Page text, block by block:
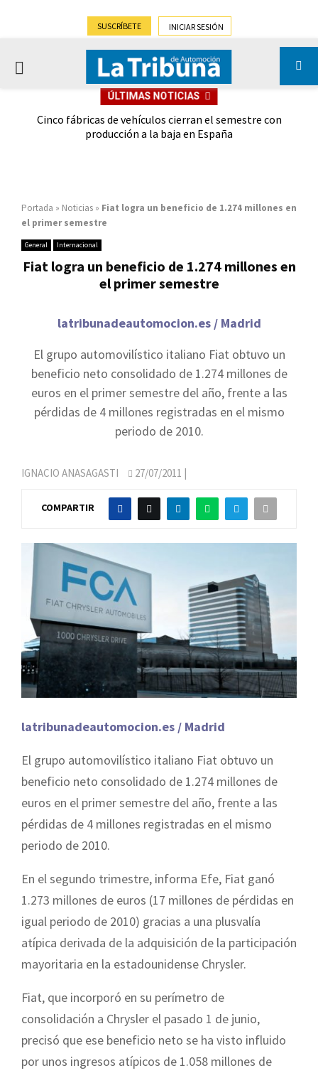
SUSCRÍBETE INICIAR SESIÓN
PRIMARY
ÚLTIMAS NOTICIAS
Cinco fábricas de vehículos cierran el semestre con
producción a la baja en España
Portada » Noticias » Fiat logra un beneficio de 1.274 millones en
el primer semestre
General Internacional
Fiat logra un beneficio de 1.274 millones en
el primer semestre
latribunadeautomocion.es / Madrid
El grupo automovilístico italiano Fiat obtuvo un
beneficio neto consolidado de 1.274 millones de
euros en el primer semestre del año, frente a las
pérdidas de 4 millones registradas en el mismo
periodo de 2010.
IGNACIO ANASAGASTI 27/07/2011 |
COMPARTIR
latribunadeautomocion.es / Madrid
El grupo automovilístico italiano Fiat obtuvo un
beneficio neto consolidado de 1.274 millones de
euros en el primer semestre del año, frente a las
pérdidas de 4 millones registradas en el mismo
periodo de 2010.
En el segundo trimestre, informa Efe, Fiat ganó
1.273 millones de euros (17 millones de pérdidas en
igual periodo de 2010) gracias a una plusvalía
atípica derivada de la adquisición de la participación
mayoritaria en la estadounidense Chrysler.
Fiat, que incorporó en su perímetro de
consolidación a Chrysler el pasado 1 de junio,
precisó que ese beneficio neto se ha visto influido
por unos ingresos atípicos de 1.058 millones de